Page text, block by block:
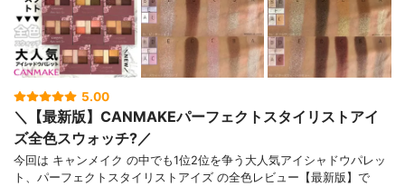
5.00
＼【最新版】CANMAKEパーフェクトスタイリストアイ
ズ全色スウォッチ?／
今回は キャンメイク の中でも1位2位を争う大人気アイシャドウパレッ
ト、パーフェクトスタイリストアイズ の全色レビュー【最新版】で